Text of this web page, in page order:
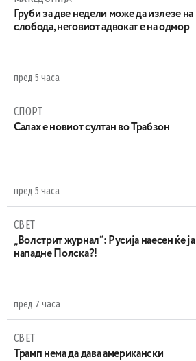
Груби за две недели може да излезе на
слобода, неговиот адвокат е на одмор
пред 5 часа
СПОРТ
Салах е новиот султан во Трабзон
пред 5 часа
СВЕТ
„Волстрит журнал“: Русија наесен ќе ја
нападне Полска?!
пред 7 часа
СВЕТ
Трамп нема да дава американски